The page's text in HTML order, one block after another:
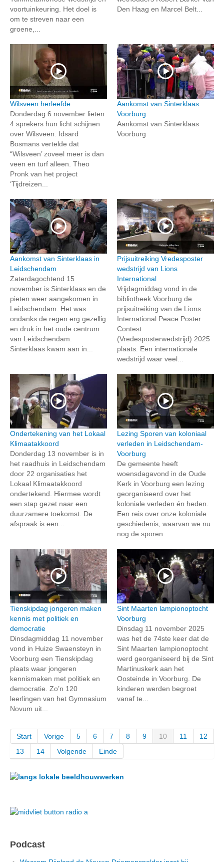
voortuinkeuring. Het doel is
om te streven naar een
groene,...
Den Haag en Marcel Belt...
Wilsveen herleefde
Donderdag 6 november lieten
4 sprekers hun licht schijnen
over Wilsveen. Idsard
Bosmans vertelde dat
“Wilsveen’ zoveel meer is dan
veen en turf alleen. Theo
Pronk van het project
‘Tijdreizen...
Aankomst van Sinterklaas
Voorburg
Aankomst van Sinterklaas
Voorburg
Aankomst van Sinterklaas in
Leidschendam
Zaterdagochtend 15
november is Sinterklaas en de
pieten weer aangekomen in
Leidschendam. Het was
ondanks de regen erg gezellig
en druk in het oude centrum
van Leidschendam.
Sinterklaas kwam aan in...
Prijsuitreiking Vredesposter
wedstrijd van Lions
International
Vrijdagmiddag vond in de
bibliotheek Voorburg de
prijsuitreiking van de Lions
International Peace Poster
Contest
(Vredesposterwedstrijd) 2025
plaats. Een internationale
wedstrijd waar veel...
Ondertekening van het Lokaal
Klimaatakkoord
Donderdag 13 november is in
het raadhuis in Leidschendam
door 22 organisaties het
Lokaal Klimaatakkoord
ondertekend. Hiermee wordt
een stap gezet naar een
duurzamere toekomst. De
afspraak is een...
Lezing Sporen van koloniaal
verleden in Leidschendam-
Voorburg
De gemeente heeft
woensdagavond in de Oude
Kerk in Voorburg een lezing
georganiseerd over het
koloniale verleden én heden.
Een reis over onze koloniale
geschiedenis, waarvan we nu
nog de sporen...
Tienskipdag jongeren maken
kennis met politiek en
democratie
Dinsdagmiddag 11 november
vond in Huize Swaensteyn in
Voorburg een Tienskipdag
plaats waar jongeren
kennismaken met politiek en
democratie. Zo’n 120
leerlingen van het Gymnasium
Novum uit...
Sint Maarten lampionoptocht
Voorburg
Dinsdag 11 november 2025
was het de 74ste keer dat de
Sint Maarten lampionoptocht
werd georganiseerd bij de Sint
Martinuskerk aan het
Oosteinde in Voorburg. De
kinderen werden begroet
vanaf te...
Start Vorige 5 6 7 8 9 10 11
12
13
14 Volgende Einde
Podcast